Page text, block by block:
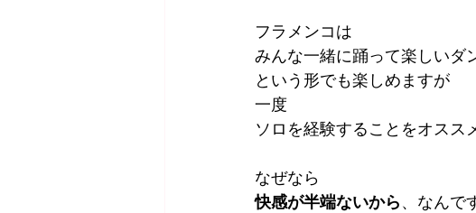
フラメンコは
みんな一緒に踊って楽しいダ
という形でも楽しめますが
一度
ソロを経験することをオスス
なぜなら
快感が半端ないから、なんで